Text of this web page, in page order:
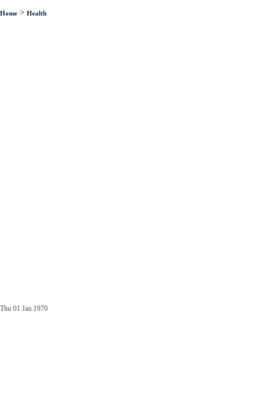
Home > Health
Thu 01 Jan 1970